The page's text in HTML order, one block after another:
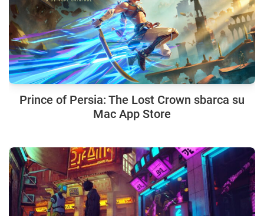
Prince of Persia: The Lost Crown sbarca su
Mac App Store